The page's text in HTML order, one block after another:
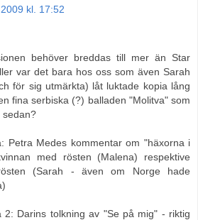
kl. 17:52
behöver breddas till mer än Star
var det bara hos oss som även Sarah
för sig utmärkta) låt luktade kopia lång
fina serbiska (?) balladen "Molitva" som
sedan?
Petra Medes kommentar om "häxorna i
med rösten (Malena) respektive
(Sarah - även om Norge hade
2: Darins tolkning av "Se på mig" - riktig